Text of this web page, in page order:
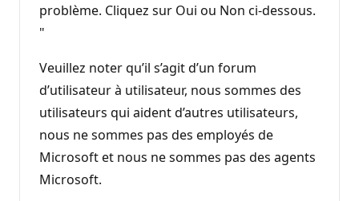
problème. Cliquez sur Oui ou Non ci-dessous.
"
Veuillez noter qu’il s’agit d’un forum
d’utilisateur à utilisateur, nous sommes des
utilisateurs qui aident d’autres utilisateurs,
nous ne sommes pas des employés de
Microsoft et nous ne sommes pas des agents
Microsoft.